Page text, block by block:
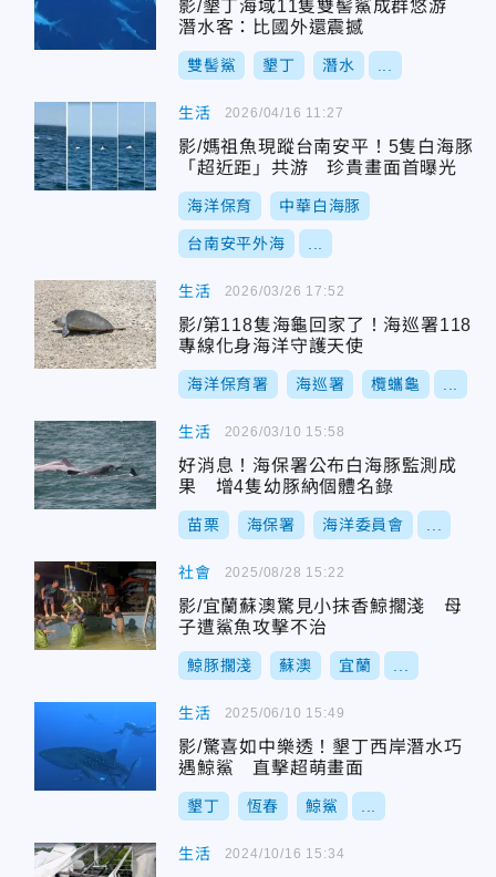
影/墾丁海域11隻雙髻鯊成群悠游
潛水客：比國外還震撼
雙髻鯊 墾丁 潛水
生活
影/媽祖魚現蹤台南安平！5隻白海豚
「超近距」共游 珍貴畫面首曝光
海洋保育 中華白海豚
台南安平外海
2026/04/16 11:27
生活
影/第118隻海龜回家了！海巡署118
專線化身海洋守護天使
海洋保育署 海巡署 欖蠵龜
2026/03/26 17:52
生活
好消息！海保署公布白海豚監測成
果 增4隻幼豚納個體名錄
苗栗 海保署 海洋委員會
2026/03/10 15:58
社會
影/宜蘭蘇澳驚見小抹香鯨擱淺 母
子遭鯊魚攻擊不治
鯨豚擱淺 蘇澳 宜蘭
2025/08/28 15:22
生活
影/驚喜如中樂透！墾丁西岸潛水巧
遇鯨鯊 直擊超萌畫面
墾丁 恆春 鯨鯊
2025/06/10 15:49
生活 2024/10/16 15:34